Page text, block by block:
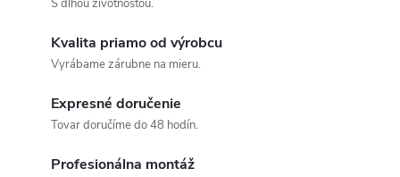
S dlhou životnosťou.
Kvalita priamo od výrobcu
Vyrábame zárubne na mieru.
Expresné doručenie
Tovar doručíme do 48 hodín.
Profesionálna montáž